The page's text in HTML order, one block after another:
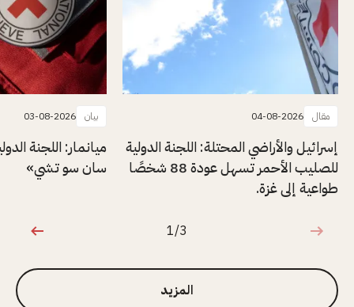
مقال 04-08-2026
إسرائيل والأراضي المحتلة: اللجنة الدولية
للصليب الأحمر تسهل عودة 88 شخصًا
طواعية إلى غزة.
بيان 03-08-2026
ميانمار: اللجنة
سان سو تشي»
1 من 3
1/3
المزيد